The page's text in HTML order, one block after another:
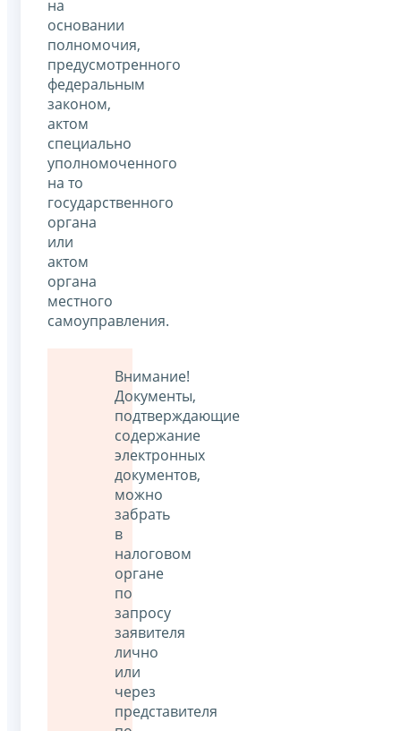
на
основании
полномочия,
предусмотренного
федеральным
законом,
актом
специально
уполномоченного
на то
государственного
органа
или
актом
органа
местного
самоуправления.
Внимание!
Документы,
подтверждающие
содержание
электронных
документов,
можно
забрать
в
налоговом
органе
по
запросу
заявителя
лично
или
через
представителя